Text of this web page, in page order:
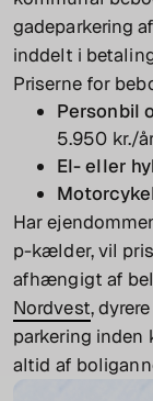
gadeparkering
inddelt i
Priserne for
Personbil
5.950 kr./
El- eller
Har
p-kælder, vil
afhængigt af
Nordvest,
parkering
altid af